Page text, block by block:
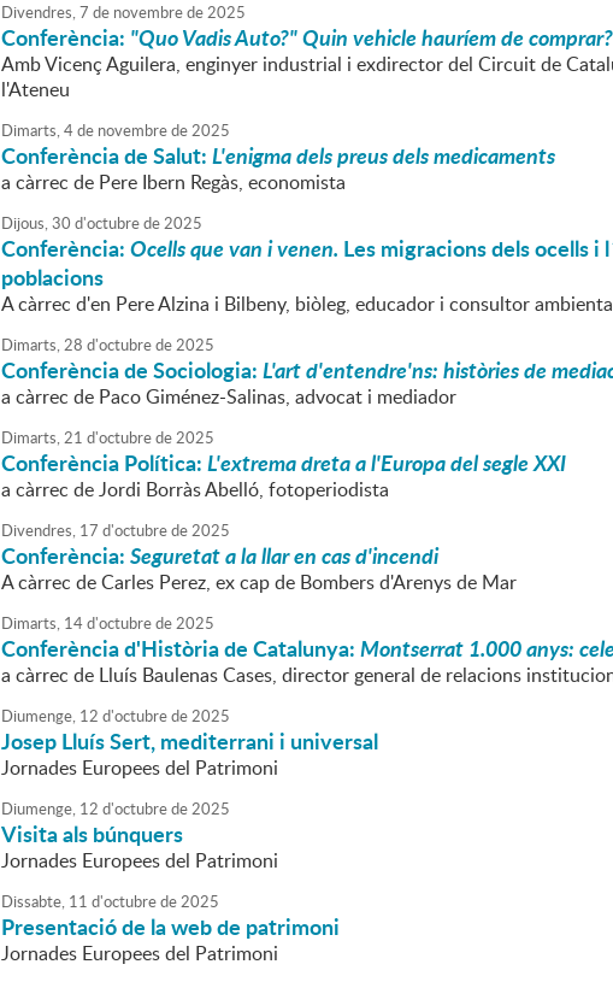
Divendres,7 de novembrede2025
Conferència: "Quo Vadis Auto?" Quin vehicle hauríem de comprar?
Amb Vicenç Aguilera, enginyer industrial i exdirector del Circuit de
l'Ateneu
Dimarts,4de novembrede2025
Conferència de Salut:L'enigma dels preus dels medicaments
a càrrec de Pere Ibern Regàs, economista
Dijous,30 d'octubrede2025
Conferència:Ocells que van i venen. Les migracions dels ocells
poblacions
A càrrec d'en Pere Alzina i Bilbeny, biòleg, educador i consultor
Dimarts,28 d'octubrede2025
Conferència de Sociologia:L'art d'entendre'ns: històries de
a càrrec de Paco Giménez-Salinas, advocat i mediador
Dimarts,21 d'octubrede2025
Conferència Política:L'extrema dreta a l'Europa del segle XXI
a càrrec de Jordi Borràs Abelló, fotoperiodista
Divendres, 17 d'octubrede2025
Conferència:Seguretat a la llar en cas d'incendi
A càrrec de Carles Perez, ex cap de Bombers d'Arenys de Mar
Dimarts, 14d'octubrede2025
Conferència d'Història de Catalunya:Montserrat 1.000 anys:
a càrrec de Lluís Baulenas Cases, director general de relacions
Diumenge, 12 d'octubrede2025
Josep Lluís Sert, mediterrani i universal
Jornades Europees del Patrimoni
Diumenge, 12 d'octubrede2025
Visita als búnquers
Jornades Europees del Patrimoni
Dissabte, 11 d'octubrede2025
Presentació de la web de patrimoni
Jornades Europees del Patrimoni